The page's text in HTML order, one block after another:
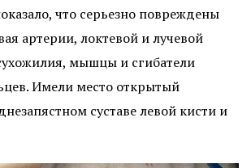
что серьезно повреждены
артерии, локтевой и лучевой
мышцы и сгибатели
Имели место открытый
суставе левой кисти и